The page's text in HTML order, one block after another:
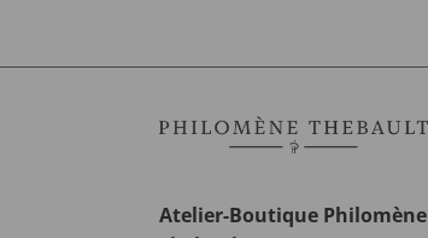
Atelier-Boutique Philomène